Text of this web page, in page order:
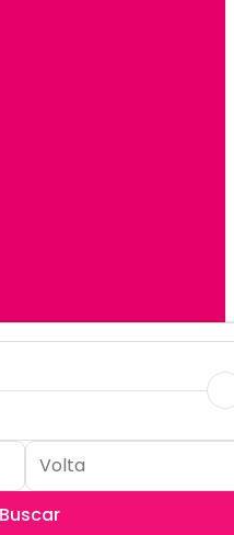
Buscar